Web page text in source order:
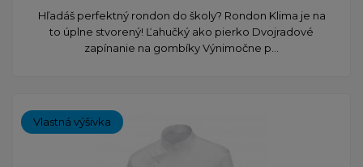
Hľadáš perfektný rondon do školy? Rondon Klima je na
to úplne stvorený! Ľahučký ako pierko Dvojradové
zapínanie na gombíky Výnimočne p...
Vlastná výšivka